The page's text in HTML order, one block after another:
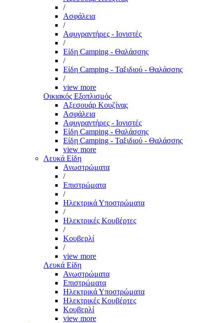
/
Ασφάλεια
/
Αφυγραντήρες - Ιονιστές
/
Είδη Camping - Θαλάσσης
/
Είδη Camping - Ταξιδιού - Θαλάσσης
/
view more
Οικιακός Εξοπλισμός
Αξεσουάρ Κουζίνας
Ασφάλεια
Αφυγραντήρες - Ιονιστές
Είδη Camping - Θαλάσσης
Είδη Camping - Ταξιδιού - Θαλάσσης
view more
Λευκά Είδη
Ανωστρώματα
/
Επιστρώματα
/
Ηλεκτρικά Υποστρώματα
/
Ηλεκτρικές Κουβέρτες
/
Κουβερλί
/
view more
Λευκά Είδη
Ανωστρώματα
Επιστρώματα
Ηλεκτρικά Υποστρώματα
Ηλεκτρικές Κουβέρτες
Κουβερλί
view more